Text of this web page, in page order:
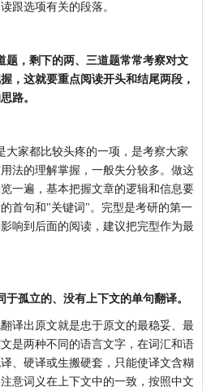
跟选项有关的段落。
题，剩下的两、三道题常常考察对文
，这就要重点阅读开头和结尾两段，
路。
大家都比较头疼的一项，是考察大家
法的理解掌握，一般失分较多。做这
一遍，基本把握文章的逻辑和信息要
首句和"关键词"。完型是考研的第一
响到后面的阅读，建议把完型作为最
于孤立的、没有上下文的单句翻译。
译出原文就是忠于原文的最稳妥、最
是两种不同的语言文字，在词汇和语
、硬译或生搬硬套，只能使译文含糊
意词义在上下文中的一致，按照中文